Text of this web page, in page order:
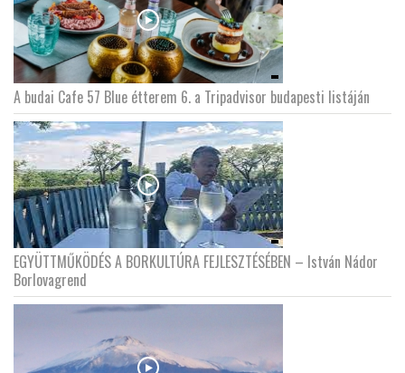
A budai Cafe 57 Blue étterem 6. a Tripadvisor budapesti listáján
EGYÜTTMŰKÖDÉS A BORKULTÚRA FEJLESZTÉSÉBEN – István Nádor
Borlovagrend